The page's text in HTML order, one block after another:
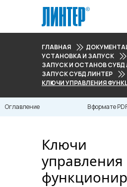
ГЛАВНАЯ
УСТАНОВКА И ЗАПУСК
ЗАПУСК И ОСТАНОВ СУБД
ЗАПУСК СУБД ЛИНТЕР
КЛЮЧИ УПРАВЛЕНИЯ
Оглавление В формате
Ключи
управления